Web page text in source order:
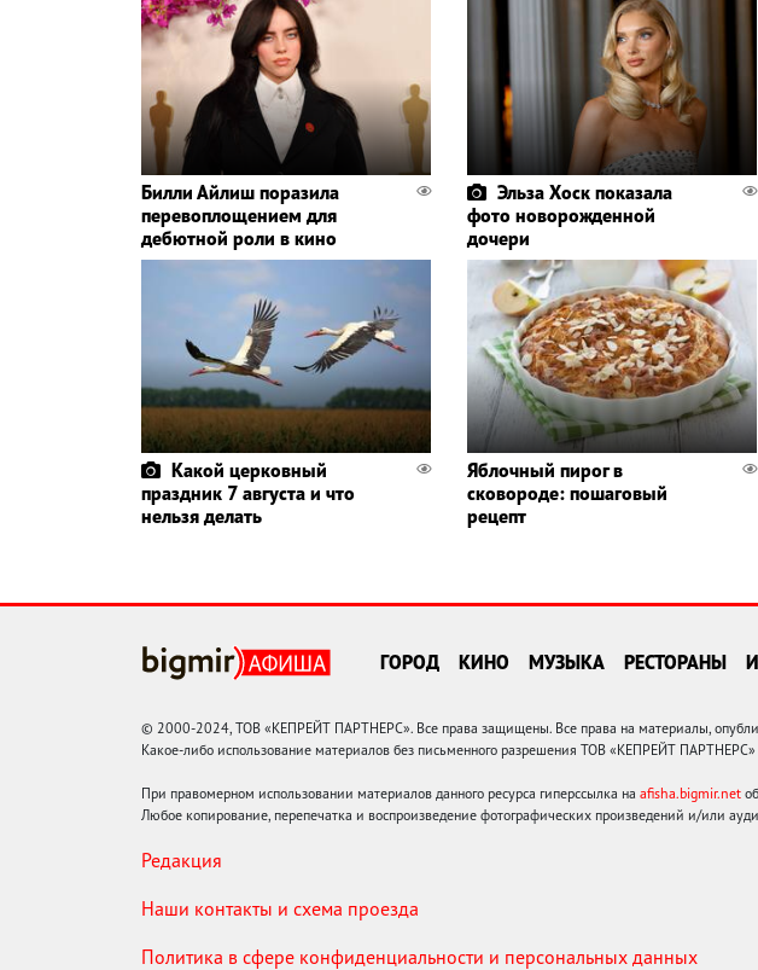
Билли Айлиш поразила
перевоплощением для
дебютной роли в кино
Эльза Хоск показала
фото новорожденной
дочери
Какой церковный
праздник 7 августа и что
нельзя делать
Яблочный пирог в
сковороде: пошаговый
рецепт
ГОРОД КИНО МУЗЫКА РЕСТОРАНЫ
© 2000-2024, ТОВ «КЕПРЕЙТ ПАРТНЕРС». Все права защищены. Все права на материалы,
Какое-либо использование материалов без письменного разрешения ТОВ «КЕПРЕЙТ ПАРТНЕРС»
При правомерном использовании материалов данного ресурса гиперссылка на afisha.bigmir.net
Любое копирование, перепечатка и воспроизведение фотографических произведений и/или
Редакция
Наши контакты и схема проезда
Политика в сфере конфиденциальности и персональных данных